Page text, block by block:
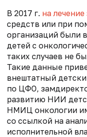
В 2017 г. на
средств или при
организаций были
детей с
таких случаев не
Такие данные
внештатный
по ЦФО,
развитию НИИ
НМИЦ онкологии
со ссылкой на
исполнительной